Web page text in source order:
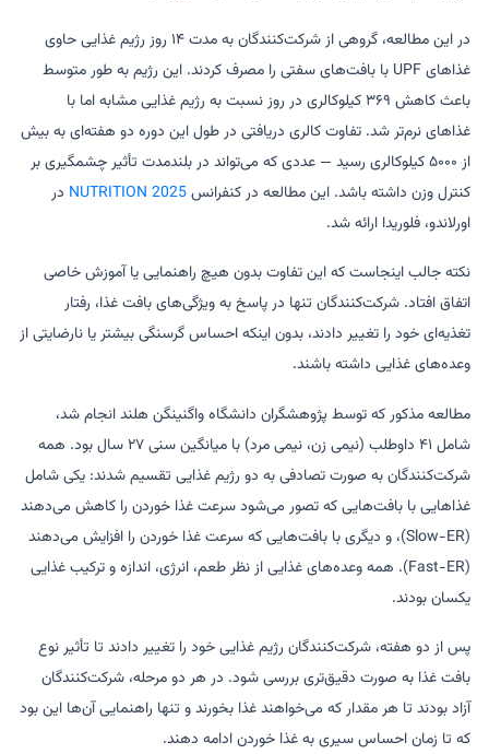
در این مطالعه، گروهی از شرکت‌کنندگان به مدت ۱۴ روز رژیم غذایی حاوی
غذاهای UPF با بافت‌های سفتی را مصرف کردند. این رژیم به طور متوسط
باعث کاهش ۳۶۹ کیلوکالری در روز نسبت به رژیم غذایی مشابه اما با
غذاهای نرم‌تر شد. تفاوت کالری دریافتی در طول این دوره دو هفته‌ای به بیش
از ۵۰۰۰ کیلوکالری رسید — عددی که می‌تواند در بلندمدت تأثیر چشمگیری بر
کنترل وزن داشته باشد. این مطالعه در کنفرانسNUTRITION 2025 در
اورلاندو، فلوریدا ارائه شد.
نکته جالب اینجاست که این تفاوت بدون هیچ راهنمایی یا آموزش خاصی
اتفاق افتاد. شرکت‌کنندگان تنها در پاسخ به ویژگی‌های بافت غذا، رفتار
تغذیه‌ای خود را تغییر دادند، بدون اینکه احساس گرسنگی بیشتر یا نارضایتی از
وعده‌های غذایی داشته باشند.
مطالعه مذکور که توسط پژوهشگران دانشگاه واگنینگن هلند انجام شد،
شامل ۴۱ داوطلب (نیمی زن، نیمی مرد) با میانگین سنی ۲۷ سال بود. همه
شرکت‌کنندگان به صورت تصادفی به دو رژیم غذایی تقسیم شدند: یکی شامل
غذاهایی با بافت‌هایی که تصور می‌شود سرعت غذا خوردن را کاهش می‌دهند
(Slow-ER)، و دیگری با بافت‌هایی که سرعت غذا خوردن را افزایش می‌دهند
(Fast-ER). همه وعده‌های غذایی از نظر طعم، انرژی، اندازه و ترکیب غذایی
یکسان بودند.
پس از دو هفته، شرکت‌کنندگان رژیم غذایی خود را تغییر دادند تا تأثیر نوع
بافت غذا به صورت دقیق‌تری بررسی شود. در هر دو مرحله، شرکت‌کنندگان
آزاد بودند تا هر مقدار که می‌خواهند غذا بخورند و تنها راهنمایی آن‌ها این بود
که تا زمان احساس سیری به غذا خوردن ادامه دهند.